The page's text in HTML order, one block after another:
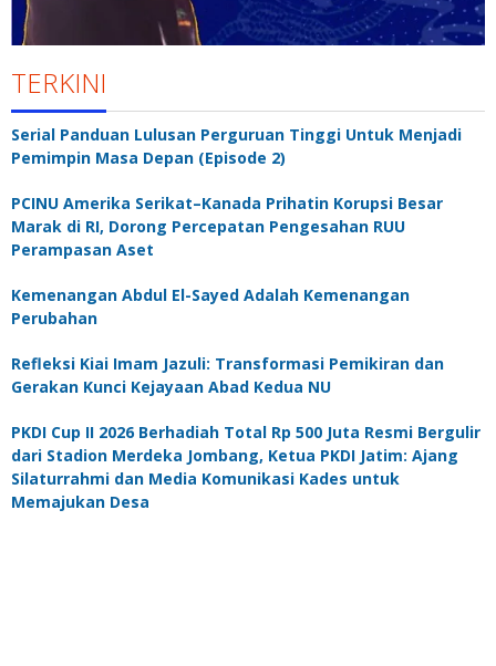
TERKINI
Serial Panduan Lulusan Perguruan Tinggi Untuk Menjadi
Pemimpin Masa Depan (Episode 2)
PCINU Amerika Serikat–Kanada Prihatin Korupsi Besar
Marak di RI, Dorong Percepatan Pengesahan RUU
Perampasan Aset
Kemenangan Abdul El-Sayed Adalah Kemenangan
Perubahan
Refleksi Kiai Imam Jazuli: Transformasi Pemikiran dan
Gerakan Kunci Kejayaan Abad Kedua NU
PKDI Cup II 2026 Berhadiah Total Rp 500 Juta Resmi Bergulir
dari Stadion Merdeka Jombang, Ketua PKDI Jatim: Ajang
Silaturrahmi dan Media Komunikasi Kades untuk
Memajukan Desa